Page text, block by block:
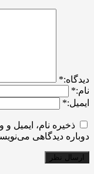
ديدگاه:*
نام:*
ایمیل:*
ذخیره نام، ایمیل
دوباره دیدگاهی